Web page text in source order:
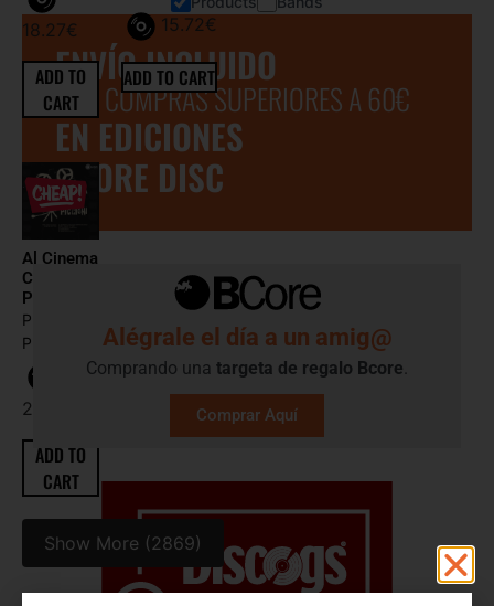
ENVÍO INCLUIDO
POR COMPRAS SUPERIORES A 60€
EN EDICIONES
BCORE DISC
Alégrale el día a un amig@
Comprando una targeta de regalo​ Bcore.
Comprar Aquí
18.27€
ADD TO
CART
15.72€
ADD TO CART
Al Cinema
Con Piero
Picci...
PIERO
PICCIONE
29.75
ADD TO
CART
Show More (2869)